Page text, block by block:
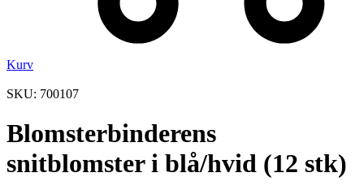
Kurv
SKU: 700107
Blomsterbinderens
snitblomster i blå/hvid (12 stk)